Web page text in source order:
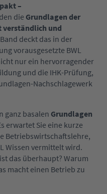
–
die Grundlagen der
und
deckt das in der
vorausgesetzte BWL
nur ein hervorragender
und die IHK-Prüfung,
Nachschlagewerk
ganz basalen Grundlagen
erwartet Sie eine kurze
Betriebswirtschaftslehre,
Wissen vermittelt wird.
das überhaupt? Warum
macht einen Betrieb zu